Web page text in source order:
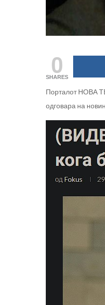
0
SHARES
Порталот НОВА
одговара на